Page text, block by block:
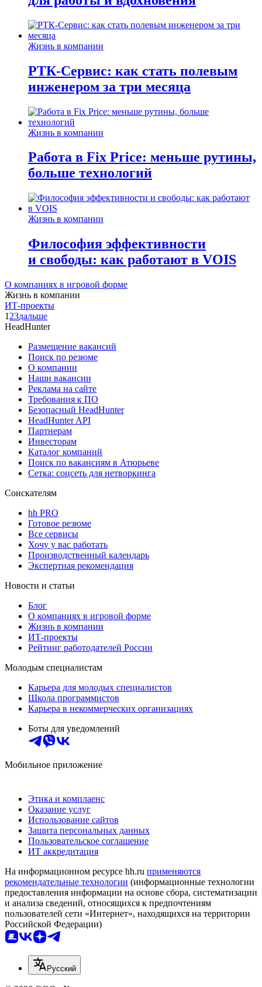
Жизнь в компании
РТК-Сервис: как стать полевым
инженером за три месяца
Жизнь в компании
Работа в Fix Price: меньше рутины,
больше технологий
Жизнь в компании
Философия эффективности
и свободы: как работают в VOIS
О компаниях в игровой форме
Жизнь в компании
ИТ-проекты
1 23дальше
HeadHunter
Размещение вакансий
Поиск по резюме
О компании
Наши вакансии
Реклама на сайте
Требования к ПО
Безопасный HeadHunter
HeadHunter API
Партнерам
Инвесторам
Каталог компаний
Поиск по вакансиям в Атюрьеве
Сетка: соцсеть для нетворкинга
Соискателям
hh PRO
Готовое резюме
Все сервисы
Хочу у вас работать
Производственный календарь
Экспертная рекомендация
Новости и статьи
Блог
О компаниях в игровой форме
Жизнь в компании
ИТ-проекты
Рейтинг работодателей России
Молодым специалистам
Карьера для молодых специалистов
Школа программистов
Карьера в некоммерческих организациях
Боты для уведомлений
Мобильное приложение
Этика и комплаенс
Оказание услуг
Использование сайтов
Защита персональных данных
Пользовательское соглашение
ИТ аккредитация
На информационном ресурсе hh.ru применяются
рекомендательные технологии (информационные технологии
предоставления информации на основе сбора, систематизации
и анализа сведений, относящихся к предпочтениям
пользователей сети «Интернет», находящихся на территории
Российской Федерации)
Русский